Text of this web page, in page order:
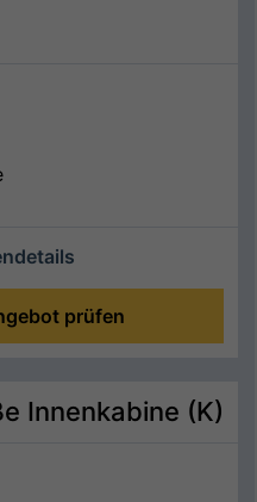
prüfen
Innenkabine (K)